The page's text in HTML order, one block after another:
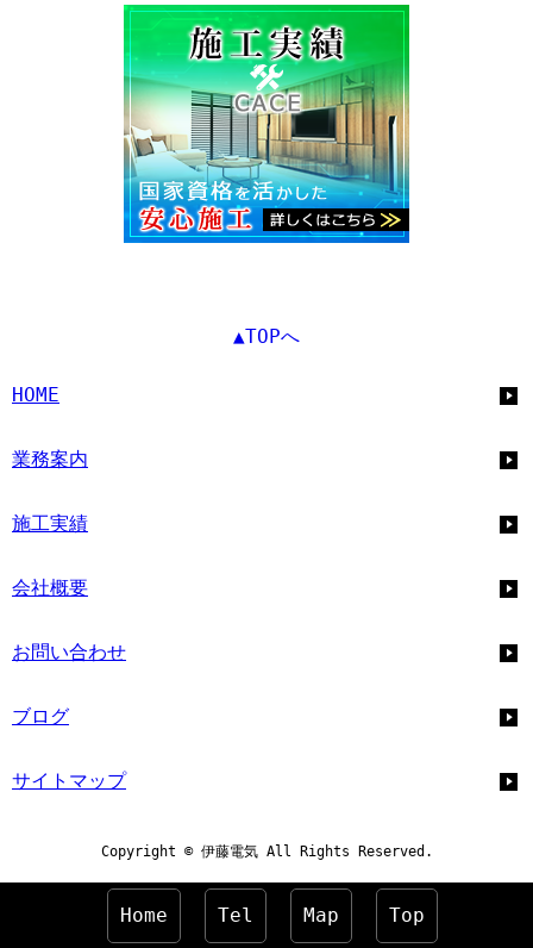
▲TOPへ
HOME
業務案内
施工実績
会社概要
お問い合わせ
ブログ
サイトマップ
Copyright © 伊藤電気 All Rights Reserved.
Home Tel Map Top